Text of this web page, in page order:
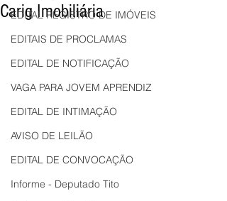
EDITAL REGISTRO DE IMÓVEIS
EDITAIS DE PROCLAMAS
EDITAL DE NOTIFICAÇÃO
VAGA PARA JOVEM APRENDIZ
EDITAL DE INTIMAÇÃO
AVISO DE LEILÃO
EDITAL DE CONVOCAÇÃO
Informe - Deputado Tito
Carig Imobiliária